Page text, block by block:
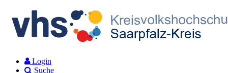
Login
Suche